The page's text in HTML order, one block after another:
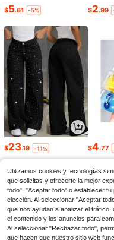
$5.61 -5% $2.99
$23.19 -11% $4.77
Utilizamos cookies y tecnologías
que solicitas y ofrecerte la mejor
todo", "Aceptar todo" o establecer
elección. Al seleccionar "Aceptar
que nos ayudan a analizar el
el contenido y los anuncios para
Al seleccionar "Rechazar todo",
que hacen que nuestro sitio web